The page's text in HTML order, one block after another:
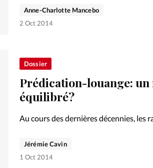
pas chanter ou n'y arrivent pas... Sont-
l'incapacité de louer Dieu? Découvrez
Anne-Charlotte Mancebo
2 Oct 2014
Dossier
Prédication-louange: un
équilibré?
Au cours des dernières décennies, les
explications. Découvrez sur ce site les
notre Gros Plan consacré à la louange.
Jérémie Cavin
1 Oct 2014